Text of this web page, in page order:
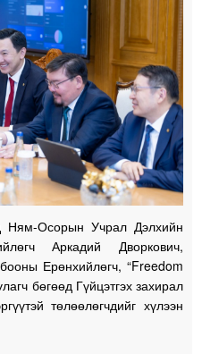
Ням-Осорын Учрал Дэлхийн
Аркадий Дворкович,
Ерөнхийлөгч, “Freedom
бөгөөд Гүйцэтгэх захирал
төлөөлөгчдийг хүлээн